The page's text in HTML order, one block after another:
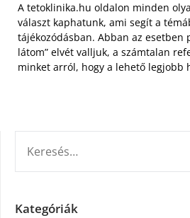
A tetoklinika.hu oldalon minden
választ kaphatunk, ami segít a
tájékozódásban. Abban az esetben
látom” elvét valljuk, a számtalan
minket arról, hogy a lehető legjobb
Kategóriák